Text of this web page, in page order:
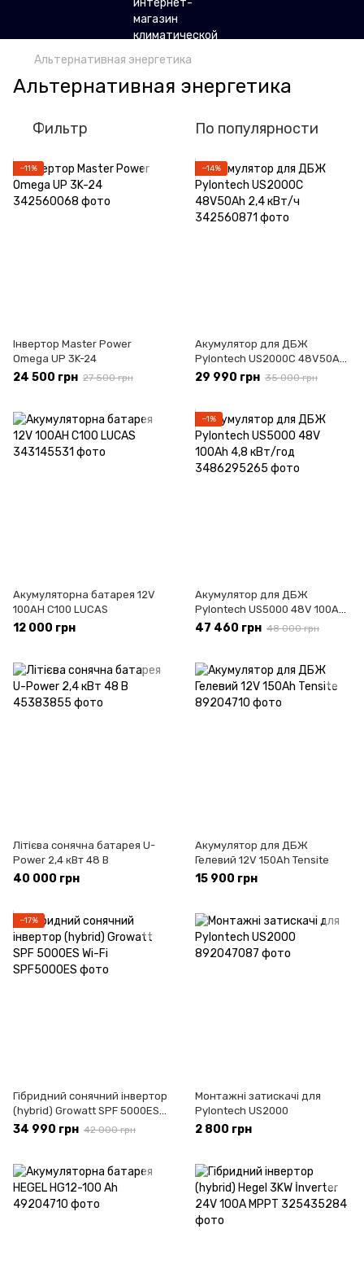
Альтернативная энергетика
Альтернативная энергетика
Фильтр По популярности
−11%
Інвертор Master Power
Omega UP 3K-24
24 500 грн 27 500 грн
−14%
Акумулятор для ДБЖ
Pylontech US2000C 48V50Ah
2,4 кВт/ч
29 990 грн 35 000 грн
Акумуляторна батарея 12V
100AH ​​​​C100 LUCAS
12 000 грн
−1%
Акумулятор для ДБЖ
Pylontech US5000 48V 100Ah
4,8 кВт/год
47 460 грн 48 000 грн
Літієва сонячна батарея U-
Power 2,4 кВт 48 В
40 000 грн
Акумулятор для ДБЖ
Гелевий 12V 150Ah Tensite
15 900 грн
−17%
Гібридний сонячний інвертор
(hybrid) Growatt SPF 5000ES
Wi-Fi
34 990 грн 42 000 грн
Монтажні затискачі для
Pylontech US2000
2 800 грн